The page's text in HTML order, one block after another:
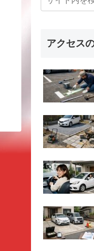
アクセス